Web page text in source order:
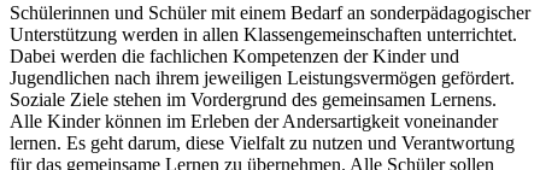
Schülerinnen und Schüler mit einem Bedarf an sonderpädagogischer
Unterstützung werden in allen Klassengemeinschaften unterrichtet.
Dabei werden die fachlichen Kompetenzen der Kinder und
Jugendlichen nach ihrem jeweiligen Leistungsvermögen gefördert.
Soziale Ziele stehen im Vordergrund des gemeinsamen Lernens.
Alle Kinder können im Erleben der Andersartigkeit voneinander
lernen. Es geht darum, diese Vielfalt zu nutzen und Verantwortung
für das gemeinsame Lernen zu übernehmen. Alle Schüler sollen